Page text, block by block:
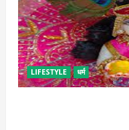
LIFESTYLE धर्म